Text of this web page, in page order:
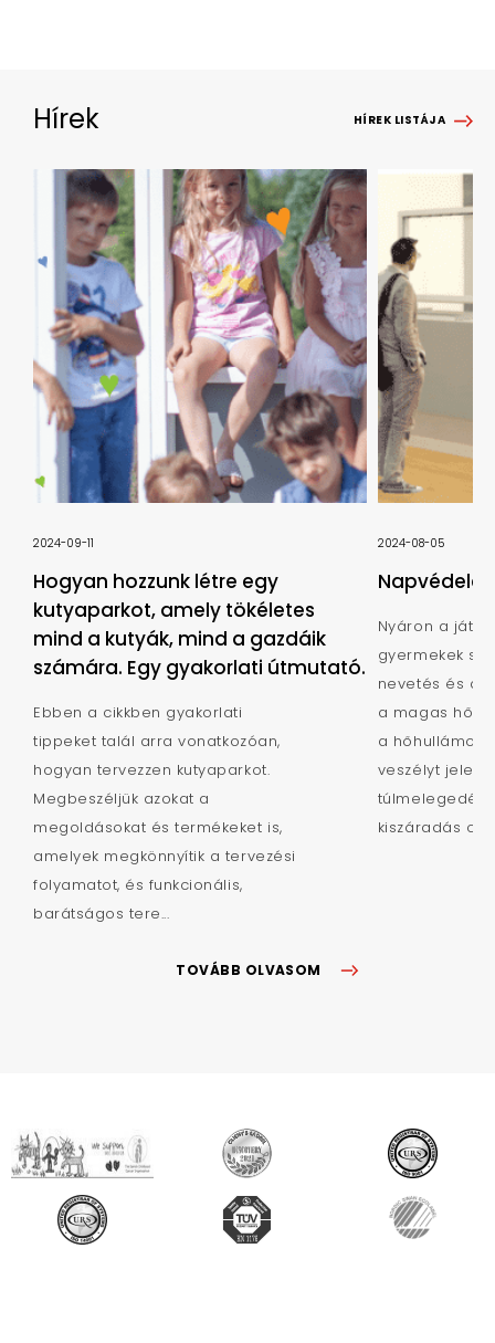
Hírek HÍREK LISTÁJA
2024-09-11
Hogyan hozzunk létre egy
kutyaparkot, amely tökéletes
mind a kutyák, mind a gazdáik
számára. Egy gyakorlati útmutató.
Ebben a cikkben gyakorlati
tippeket talál arra vonatkozóan,
hogyan tervezzen kutyaparkot.
Megbeszéljük azokat a
megoldásokat és termékeket is,
amelyek megkönnyítik a tervezési
folyamatot, és funkcionális,
barátságos tere...
TOVÁBB OLVASOM
2024-08-05
Nyáron a
gyermekek
nevetés és a
a magas
a hőhullámok
veszélyt
kiszáradás c...